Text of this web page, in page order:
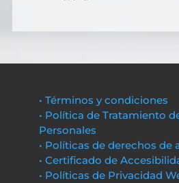
• Términos y condiciones
• Política de Tratamiento
Personales
• Políticas de derechos de
• Certificado de
• Políticas de Privacidad